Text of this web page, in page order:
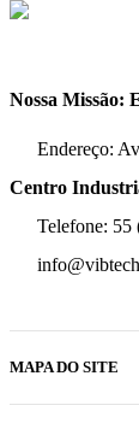
Nossa Missão:
Endereço:
Centro
Telefone: 55
MAPA DO SITE